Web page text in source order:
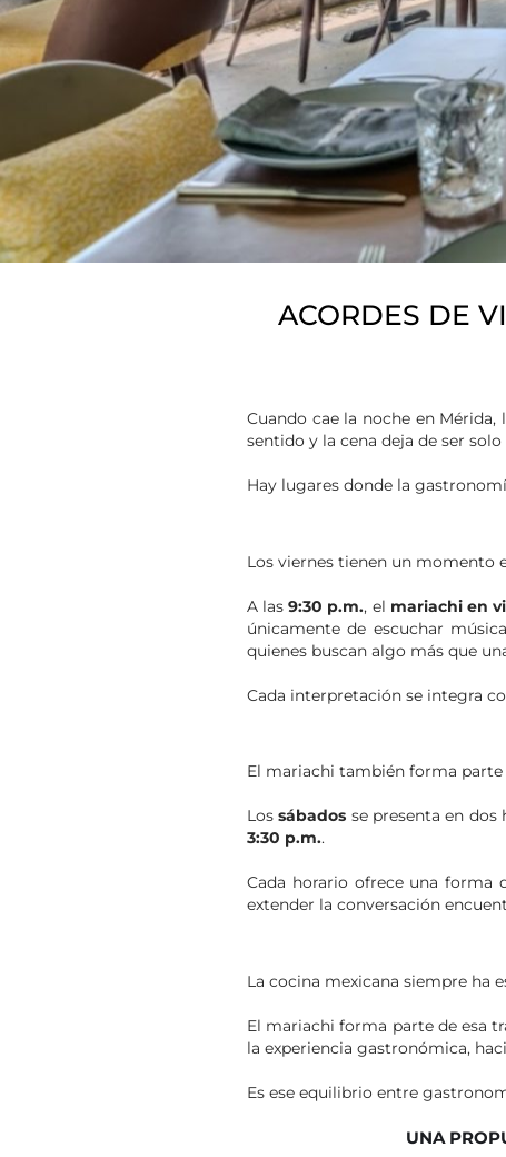
ACORDES DE
Cuando cae la noche en
sentido y la cena deja de ser
Hay lugares donde la
Los viernes tienen un momento
A las9:30 p.m., el mariachi en
únicamente de escuchar
quienes buscan algo más que
Cada interpretación se integra
El mariachi también forma parte
Lossábados se presenta en dos
3:30 p.m..
Cada horario ofrece una forma
extender la conversación
La cocina mexicana siempre ha
El mariachi forma parte de esa
la experiencia gastronómica,
Es ese equilibrio entre
UNA